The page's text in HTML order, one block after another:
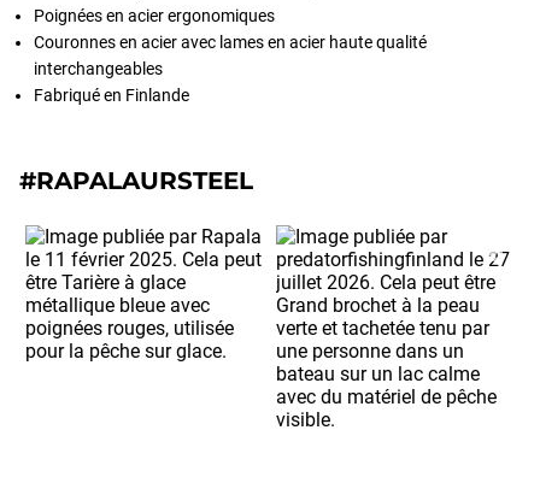
Poignées en acier ergonomiques
Couronnes en acier avec lames en acier haute qualité
interchangeables
Fabriqué en Finlande
#RAPALAURSTEEL